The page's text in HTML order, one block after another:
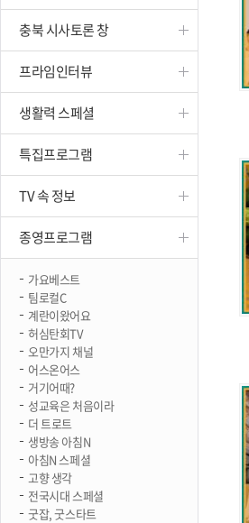
충북 시사토론 창
프라임인터뷰
생활력 스페셜
특집프로그램
TV 속 정보
종영프로그램
가요베스트
팀로컬C
계란이왔어요
허심탄회TV
오만가지 채널
어스온어스
거기어때?
성교육은 처음이라
더 트로트
생방송 아침N
아침N 스페셜
고향 생각
전국시대 스페셜
굿잡, 굿스타트